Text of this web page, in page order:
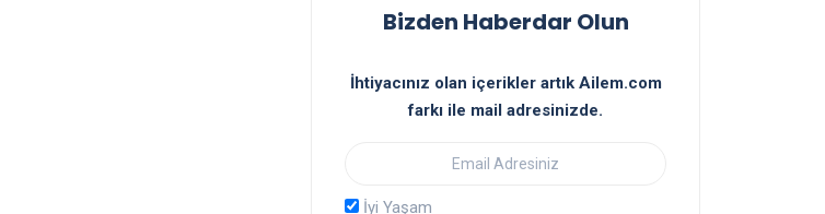
Bizden Haberdar Olun
İhtiyacınız olan içerikler artık Ailem.com
farkı ile mail adresinizde.
İyi Yaşam